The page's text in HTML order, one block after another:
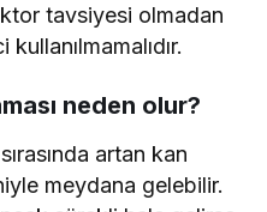
tavsiyesi olmadan
neden olur?
artan kan
meydana gelebilir.